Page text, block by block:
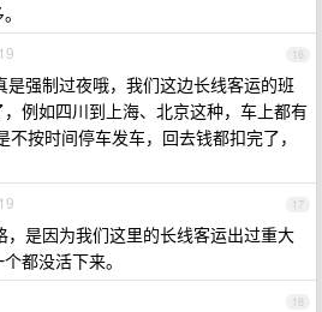
16
是强制过夜哦，我们这边长线客运的班
例如四川到上海、北京这种，车上都有
按时间停车发车，回去钱都扣完了，
17
，是因为我们这里的长线客运出过重大
都没活下来。
18